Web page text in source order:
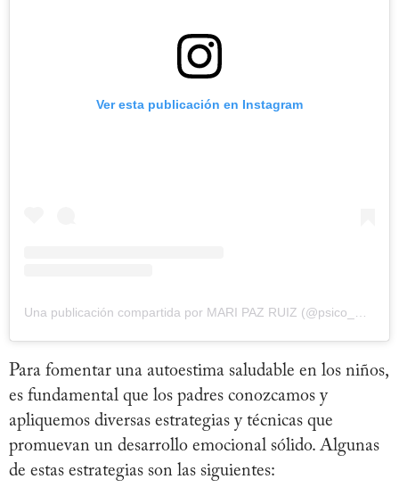
Ver esta publicación en Instagram
Una publicación compartida por MARI PAZ RUIZ (@psico_mporienta)
Para fomentar una autoestima saludable en los niños,
es fundamental que los padres conozcamos y
apliquemos diversas estrategias y técnicas que
promuevan un desarrollo emocional sólido. Algunas
de estas estrategias son las siguientes: